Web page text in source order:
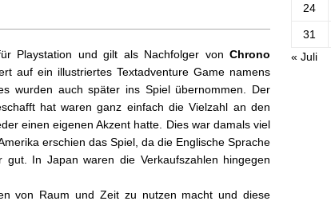
Playstation und gilt als Nachfolger von Chrono
auf ein illustriertes Textadventure Game namens
wurden auch später ins Spiel übernommen. Der
hat waren ganz einfach die Vielzahl an den
einen eigenen Akzent hatte. Dies war damals viel
erschien das Spiel, da die Englische Sprache
In Japan waren die Verkaufszahlen hingegen
von Raum und Zeit zu nutzen macht und diese
24
31
« Juli